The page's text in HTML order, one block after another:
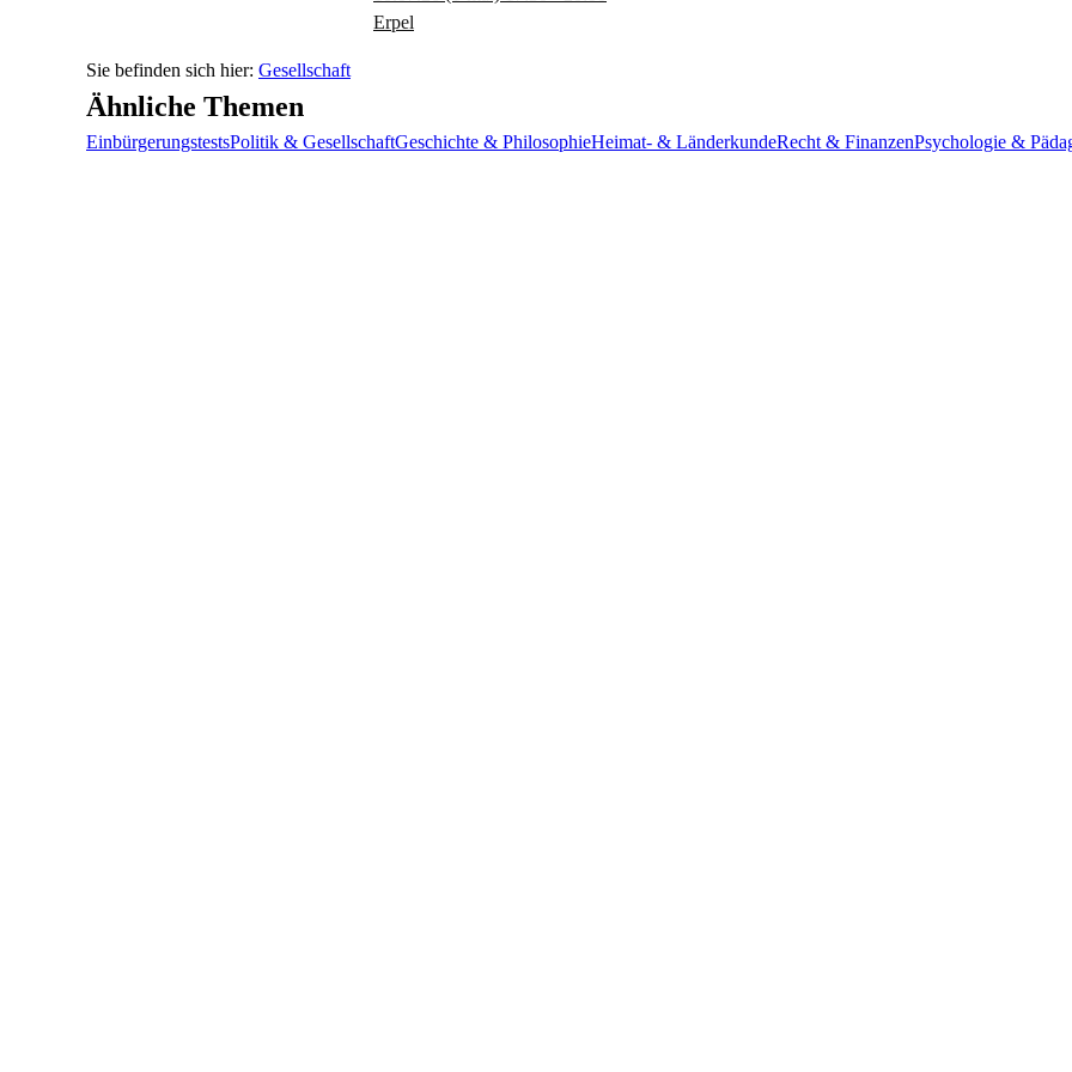
Erpel
Gesellschaft
Ähnliche Themen
EinbürgerungstestsPolitik & GesellschaftGeschichte & PhilosophieHeimat- & LänderkundeRecht & FinanzenPsychologie &